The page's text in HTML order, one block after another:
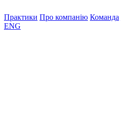
Практики Про компанію Команда
ENG